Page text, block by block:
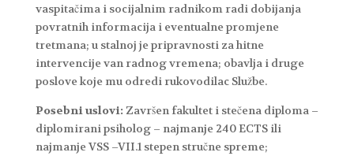
vaspitačima i socijalnim radnikom radi dobijanja
povratnih informacija i eventualne promjene
tretmana; u stalnoj je pripravnosti za hitne
intervencije van radnog vremena; obavlja i druge
poslove koje mu odredi rukovodilac Službe.
Posebni uslovi: Završen fakultet i stečena diploma –
diplomirani psiholog – najmanje 240 ECTS ili
najmanje VSS –VII.1 stepen stručne spreme;